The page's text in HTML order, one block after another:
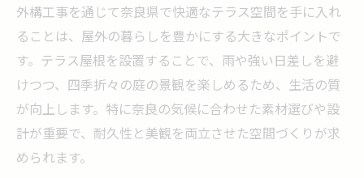
外構工事を通じて奈良県で快適なテラス空間を手に入れ
ることは、屋外の暮らしを豊かにする大きなポイントで
す。テラス屋根を設置することで、雨や強い日差しを避
けつつ、四季折々の庭の景観を楽しめるため、生活の質
が向上します。特に奈良の気候に合わせた素材選びや設
計が重要で、耐久性と美観を両立させた空間づくりが求
められます。